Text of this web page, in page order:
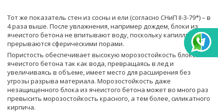
Тот же показатель стен из сосны и ели (согласно СНиП II-3-79*) – в
4 раза выше. После увлажнения, например дождем, блоки из
ячеистого бетона не впитывают воду, поскольку капилляры
прерываются сферическими порами.
Пористость обеспечивает высокую морозостойкость блоков из
ячеистого бетона так как вода, превращаясь в лед и
увеличиваясь в объеме, имеет место для расширения без
угрозы разрыва материала. Морозостойкость даже
незащищенного блока из ячеистого бетона может во много раз
превысить морозостойкость красного, а тем более, силикатного
кирпича.